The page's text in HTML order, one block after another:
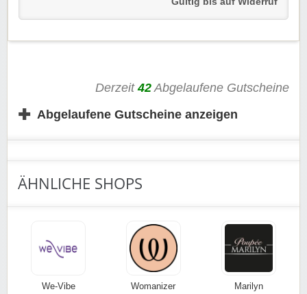
Derzeit42 Abgelaufene Gutscheine
✚ Abgelaufene Gutscheine anzeigen
ÄHNLICHE SHOPS
We-Vibe Womanizer Marilyn